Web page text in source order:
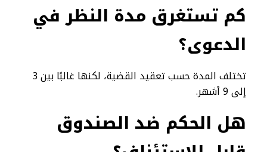
كم تستغرق مدة النظر في
الدعوى؟
تختلف المدة حسب تعقيد القضية، لكنها غالبًا بين 3
إلى 9 أشهر.
هل الحكم ضد الصندوق